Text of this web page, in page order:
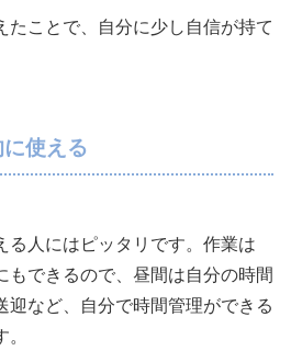
たことで、自分に少し自信が持て
使える
る人にはピッタリです。作業は
もできるので、昼間は自分の時間
迎など、自分で時間管理ができる